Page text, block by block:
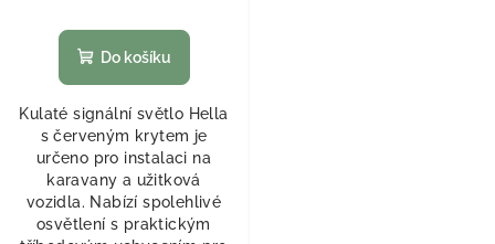
Do košíku
Kulaté signální světlo Hella
s červeným krytem je
určeno pro instalaci na
karavany a užitková
vozidla. Nabízí spolehlivé
osvětlení s praktickým